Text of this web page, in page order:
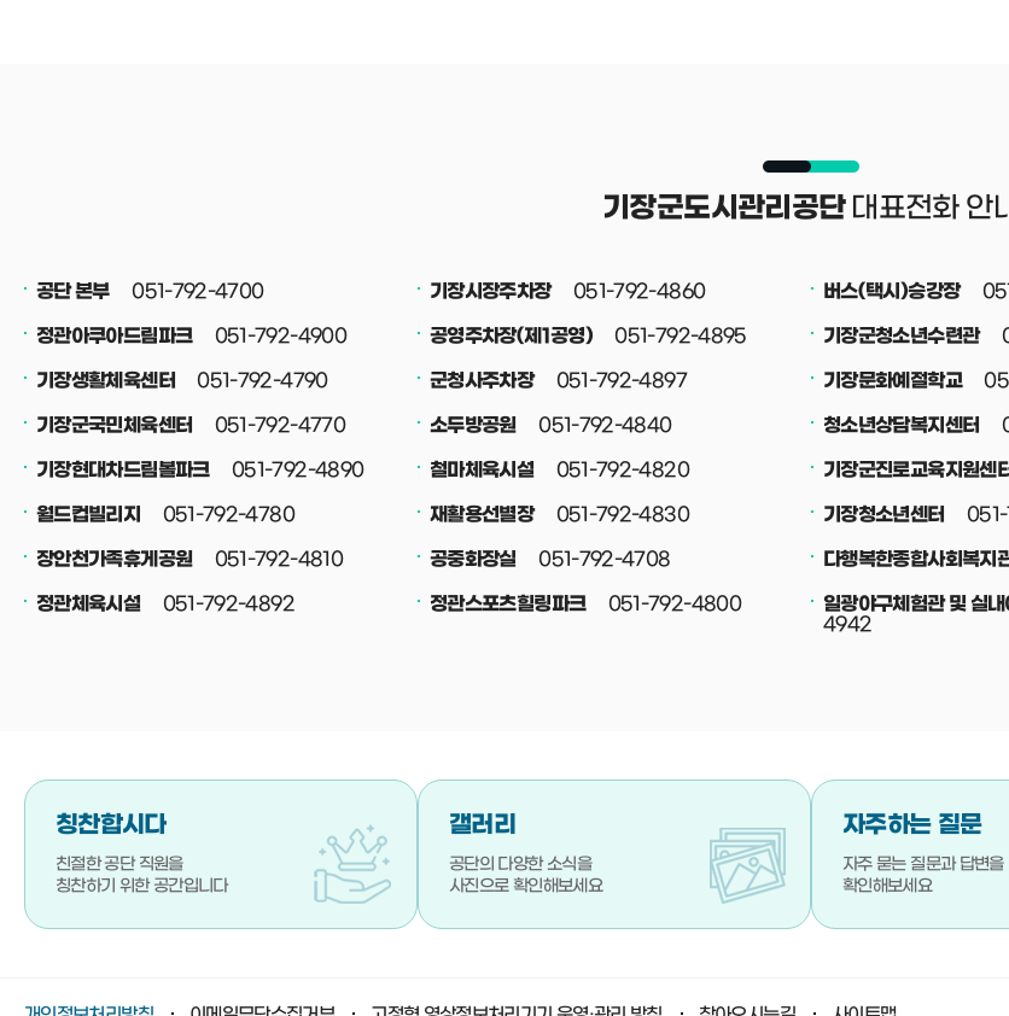
👨‍👩‍👧‍👦 다자녀 감면 대상자는
시 감면 적용이 불가합니다. ☎ 문의 :
051-792-4730 남은 자리가 많지 않은
서둘러 방문해 주세요! 😊
기장군도시관리공단 대표전화 안
공단 본부
051-792-4700
정관아쿠아드림파크
051-792-4900
기장생활체육센터
051-792-4790
기장군국민체육센터
051-792-4770
기장현대차드림볼파크
051-792-4890
월드컵빌리지
051-792-4780
장안천가족휴게공원
051-792-4810
정관체육시설
051-792-4892
기장시장주차장
051-792-4860
공영주차장(제1공영)
051-792-4895
군청사주차장
051-792-4897
소두방공원
051-792-4840
철마체육시설
051-792-4820
재활용선별장
051-792-4830
공중화장실
051-792-4708
정관스포츠힐링파크
051-792-4800
버스(택시)승강장
기장군청소년수련관
기장문화예절학교
청소년상담복지센터
기장군진로교육지원센
기장청소년센터
다행복한종합사회복지
일광야구체험관 및 실
4942
칭찬합시다
친절한 공단 직원을
칭찬하기 위한 공간입니다
갤러리
공단의 다양한 소식을
사진으로 확인해보세요
자주하는 질문
자주 묻는 질문과 답변을
확인해보세요